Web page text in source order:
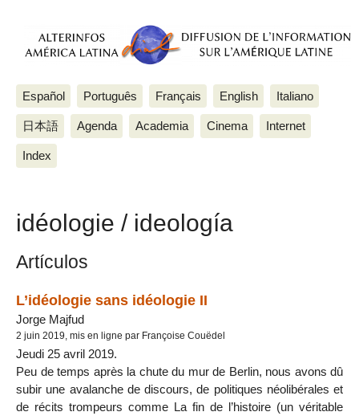
Español Português Français English Italiano
日本語 Agenda Academia Cinema Internet
Index
idéologie / ideología
Artículos
L’idéologie sans idéologie II
Jorge Majfud
2 juin 2019, mis en ligne par Françoise Couëdel
Jeudi 25 avril 2019.
Peu de temps après la chute du mur de Berlin, nous avons dû
subir une avalanche de discours, de politiques néolibérales et
de récits trompeurs comme La fin de l’histoire (un véritable